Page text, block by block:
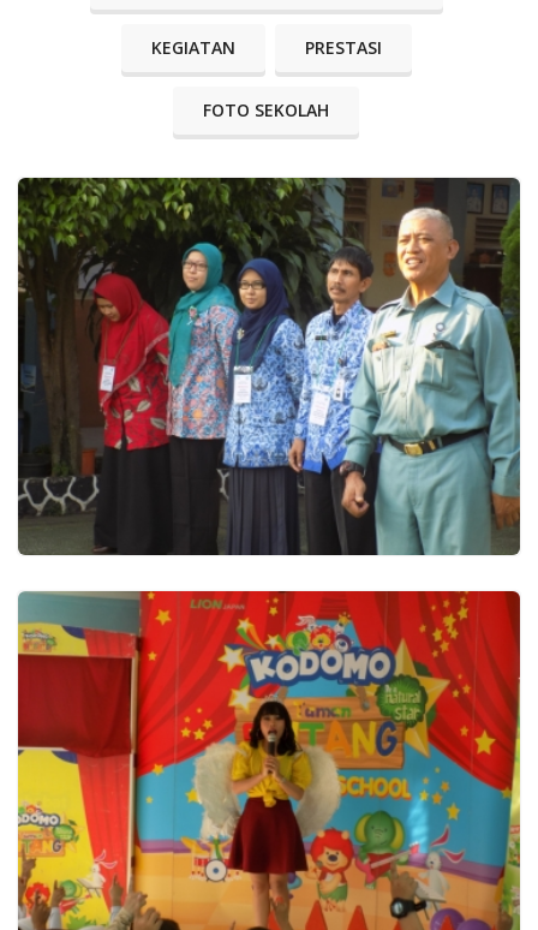
KEGIATAN PRESTASI
FOTO SEKOLAH